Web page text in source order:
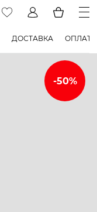
ДОСТАВКА ОПЛАТА